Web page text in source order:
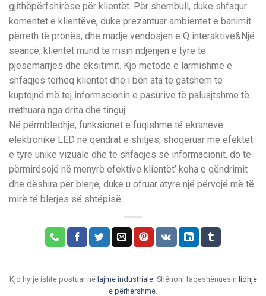
gjithëpërfshirëse për klientët. Për shembull, duke shfaqur
komentet e klientëve, duke prezantuar ambientet e banimit
përreth të pronës, dhe madje vendosjen e Q interaktive&Një
seancë, klientët mund të rrisin ndjenjën e tyre të
pjesëmarrjes dhe eksitimit. Kjo metodë e larmishme e
shfaqjes tërheq klientët dhe i bën ata të gatshëm të
kuptojnë më tej informacionin e pasurive të paluajtshme të
rrethuara nga drita dhe tinguj.
Në përmbledhje, funksionet e fuqishme të ekraneve
elektronike LED në qendrat e shitjes, shoqëruar me efektet
e tyre unike vizuale dhe të shfaqjes së informacionit, do të
përmirësojë në mënyrë efektive klientët’ koha e qëndrimit
dhe dëshira për blerje, duke u ofruar atyre një përvojë më të
mirë të blerjes së shtëpisë.
Kjo hyrje ishte postuar në lajme industriale. Shënoni faqeshënuesin lidhje
e përhershme